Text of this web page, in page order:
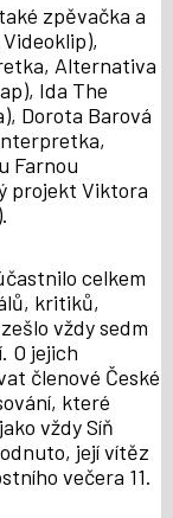
zpěvačka a
Alternativa
Ida The
Dorota Barová
Farnou
projekt Viktora
celkem
kritiků,
vždy sedm
O jejich
členové České
které
vždy Síň
její vítěz
večera 11.